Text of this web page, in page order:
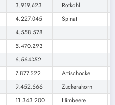
3.919.623
Rotkohl
4.227.045
Spinat
4.558.578
5.470.293
6.564352
7.877.222
Artischocke
9.452.666
Zuckerahorn
11.343.200
Himbeere